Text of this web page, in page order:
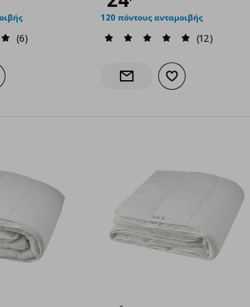
(6)
στα αγαπημένα
120 πόντους ανταμοιβής
(12)
Ενημέρωση διαθεσιμότητας
Προσθήκη στα